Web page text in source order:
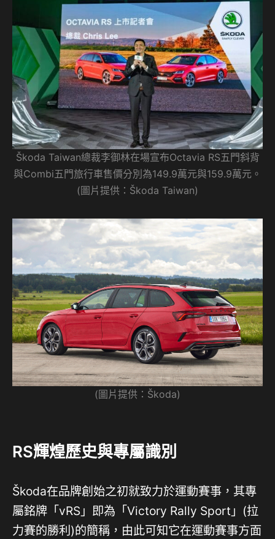
Škoda Taiwan總裁李御林在場宣布Octavia RS五門斜背
與Combi五門旅行車售價分別為149.9萬元與159.9萬元。
(圖片提供：Škoda Taiwan)
(圖片提供：Škoda)
RS輝煌歷史與專屬識別
Škoda在品牌創始之初就致力於運動賽事，其專
屬銘牌「vRS」即為「Victory Rally Sport」(拉
力賽的勝利)的簡稱，由此可知它在運動賽事方面